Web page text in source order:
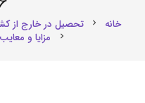
خانه chevron_right تحصیل در خارج از کشور
chevron_right مزایا و